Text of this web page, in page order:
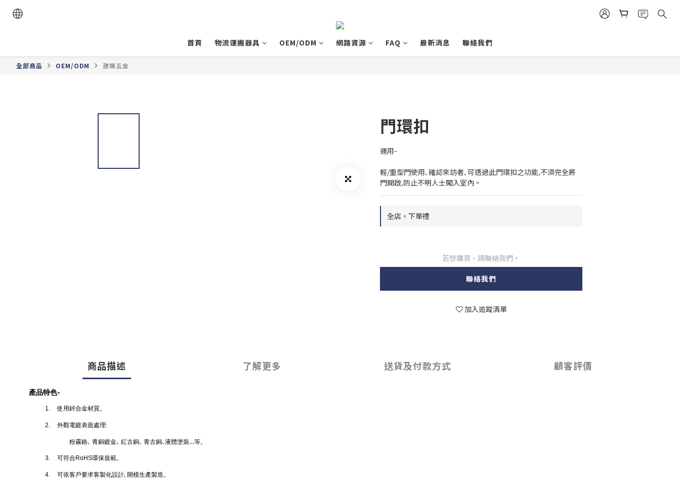
首頁 物流運搬器具 OEM/ODM 網路資源 FAQ 最新消息 聯絡我們
全部商品 OEM/ODM 建築五金
門環扣
運用-
輕/重型門使用‚ 確認來訪者‚ 可透過此門環扣之功能‚不須完全將
門開啟‚防止不明人士闖入室內。
全店，下單禮
若想購買，請聯絡我們。
聯絡我們
加入追蹤清單
商品描述 了解更多 送貨及付款方式 顧客評價
產品特色-
1. 使用鋅合金材質。
2. 外觀電鍍表面處理:
粉霧鉻､ 青銅鍍金､ 紅古銅､ 青古銅､液體塗裝…等。
3. 可符合RoHS環保規範。
4. 可依客戶要求客製化設計‚ 開模生產製造。